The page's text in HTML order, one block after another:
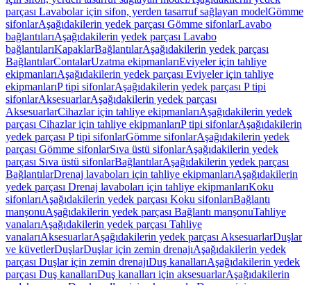
parçası Lavabolar için sifon, yerden tasarruf sağlayan modelGömme
sifonlarAşağıdakilerin yedek parçası Gömme sifonlarLavabo
bağlantılarıAşağıdakilerin yedek parçası Lavabo
bağlantılarıKapaklarBağlantılarAşağıdakilerin yedek parçası
BağlantılarContalarUzatma ekipmanlarıEviyeler için tahliye
ekipmanlarıAşağıdakilerin yedek parçası Eviyeler için tahliye
ekipmanlarıP tipi sifonlarAşağıdakilerin yedek parçası P tipi
sifonlarAksesuarlarAşağıdakilerin yedek parçası
AksesuarlarCihazlar için tahliye ekipmanlarıAşağıdakilerin yedek
parçası Cihazlar için tahliye ekipmanlarıP tipi sifonlarAşağıdakilerin
yedek parçası P tipi sifonlarGömme sifonlarAşağıdakilerin yedek
parçası Gömme sifonlarSıva üstü sifonlarAşağıdakilerin yedek
parçası Sıva üstü sifonlarBağlantılarAşağıdakilerin yedek parçası
BağlantılarDrenaj lavaboları için tahliye ekipmanlarıAşağıdakilerin
yedek parçası Drenaj lavaboları için tahliye ekipmanlarıKoku
sifonlarıAşağıdakilerin yedek parçası Koku sifonlarıBağlantı
manşonuAşağıdakilerin yedek parçası Bağlantı manşonuTahliye
vanalarıAşağıdakilerin yedek parçası Tahliye
vanalarıAksesuarlarAşağıdakilerin yedek parçası AksesuarlarDuşlar
ve küvetlerDuşlarDuşlar için zemin drenajıAşağıdakilerin yedek
parçası Duşlar için zemin drenajıDuş kanallarıAşağıdakilerin yedek
parçası Duş kanallarıDuş kanalları için aksesuarlarAşağıdakilerin